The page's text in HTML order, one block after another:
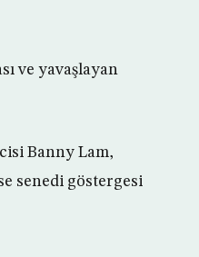
ve yavaşlayan
Banny Lam,
senedi göstergesi